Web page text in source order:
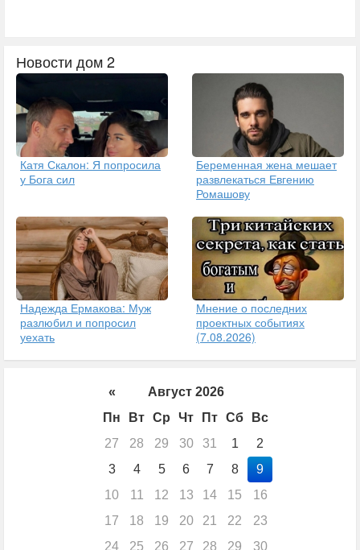
Новости дом 2
Катя Скалон: Я попросила
у Бога сил
Беременная жена мешает
развлекаться Евгению
Ромашову
Надежда Ермакова: Муж
разлюбил и попросил
уехать
Мнение о последних
проектных событиях
(7.08.2026)
«
Август 2026
Пн
Вт Ср Чт Пт Сб
Вс
27
28 29 30 31 1
2
3
4 5 6 7 8
9
10
11 12 13 14 15
16
17
18 19 20 21 22
23
24
25 26 27 28 29 30